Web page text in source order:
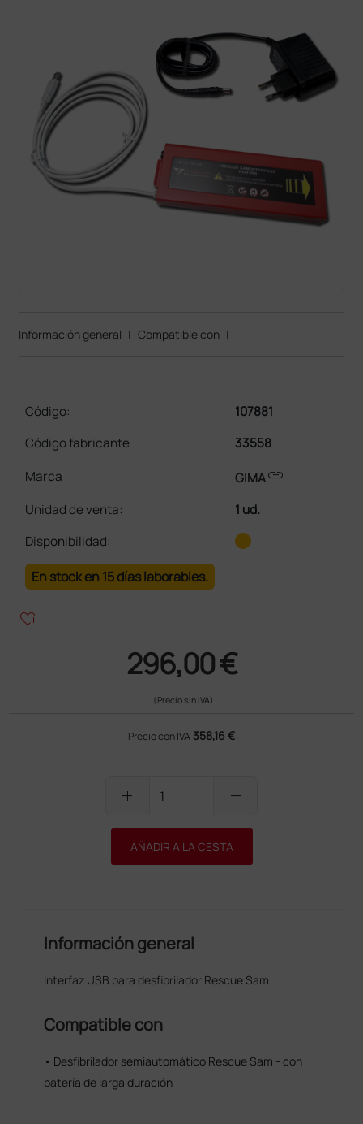
Información general | Compatible con |
Código:
107881
Código fabricante
33558
Marca
GIMAlink
Unidad de venta:
1 ud.
Disponibilidad:
En stock en 15 días laborables.
heart_plus
296,00 €
(Precio sin IVA)
Precio con IVA 358,16 €
add remove
AÑADIR A LA CESTA
Información general
Interfaz USB para desfibrilador Rescue Sam
Compatible con
• Desfibrilador semiautomático Rescue Sam - con
batería de larga duración